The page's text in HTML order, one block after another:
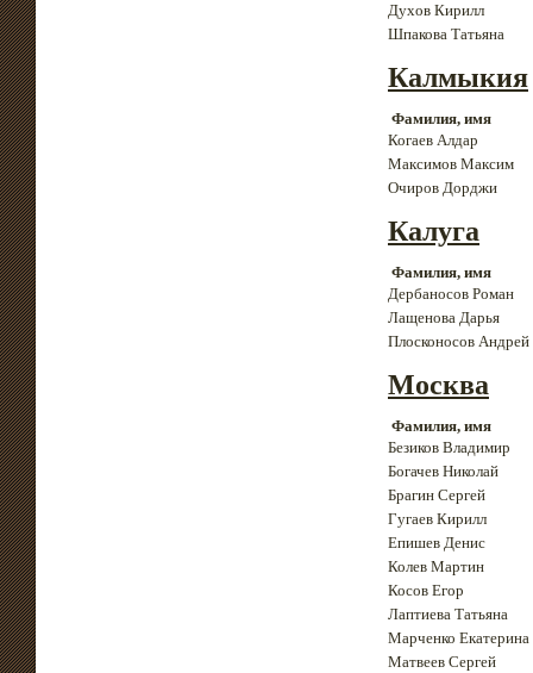
Духов Кирилл
Шпакова Татьяна
Калмыкия
Фамилия, имя
Когаев Алдар
Максимов Максим
Очиров Дорджи
Калуга
Фамилия, имя
Дербаносов Роман
Лащенова Дарья
Плосконосов Андрей
Москва
Фамилия, имя
Безиков Владимир
Богачев Николай
Брагин Сергей
Гугаев Кирилл
Епишев Денис
Колев Мартин
Косов Егор
Лаптиева Татьяна
Марченко Екатерина
Матвеев Сергей